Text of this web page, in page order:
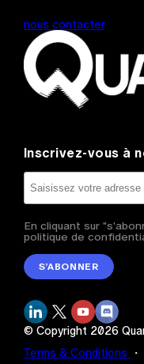
nous contacter
Inscrivez-vous à
En cliquant sur
politique de
S’ABONNER
© Copyright 2026
Terms & Conditions
・